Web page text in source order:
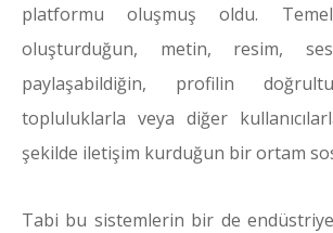
platformu oluşmuş oldu.
oluşturduğun, metin, resim,
paylaşabildiğin, profilin
topluluklarla veya diğer
şekilde iletişim kurduğun bir ortam
Tabi bu sistemlerin bir de